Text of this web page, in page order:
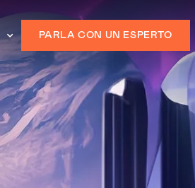
PARLA CON UN ESPERTO